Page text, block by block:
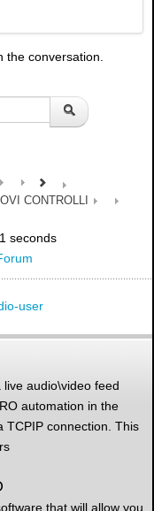
the conversation.
CONTROLLI
seconds
audio\video feed
automation in the
TCPIP connection. This
that will allow you